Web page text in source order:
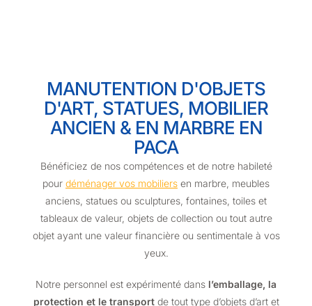
MANUTENTION D'OBJETS
D'ART, STATUES, MOBILIER
ANCIEN & EN MARBRE EN
PACA
Bénéficiez de nos compétences et de notre habileté
pour déménager vos mobiliers en marbre, meubles
anciens, statues ou sculptures, fontaines, toiles et
tableaux de valeur, objets de collection ou tout autre
objet ayant une valeur financière ou sentimentale à vos
yeux.
Notre personnel est expérimenté dans l’emballage, la
protection et le transportde tout type d’objets d’art et